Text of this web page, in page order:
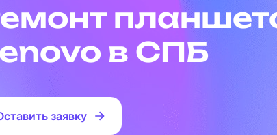
гарантией
заявку